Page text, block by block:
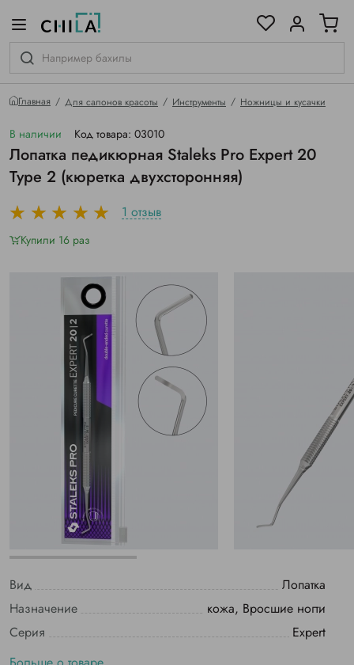
Главная Для салонов красоты Инструменты Ножницы и кусачки
В наличии Код товара: 03010
Лопатка педикюрная Staleks Pro Expert 20
Type 2 (кюретка двухсторонняя)
1 отзыв
Купили 16 раз
Вид
Лопатка
Назначение
кожа, Вросшие ногти
Серия
Expert
гамме